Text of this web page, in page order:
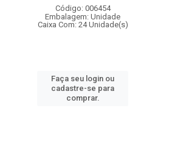
Código: 006454
Embalagem: Unidade
Caixa Com: 24 Unidade(s)
Faça seu login ou
cadastre-se para
comprar.